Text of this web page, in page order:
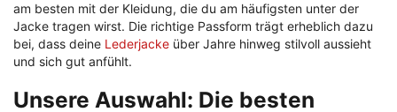
am besten mit der Kleidung, die du am häufigsten unter der
Jacke tragen wirst. Die richtige Passform trägt erheblich dazu
bei, dass deine Lederjacke über Jahre hinweg stilvoll aussieht
und sich gut anfühlt.
Unsere Auswahl: Die besten